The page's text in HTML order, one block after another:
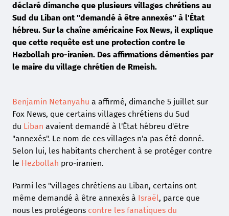
déclaré dimanche que plusieurs villages chrétiens au
Sud du Liban ont "demandé à être annexés" à l'État
hébreu. Sur la chaîne américaine Fox News, il explique
que cette requête est une protection contre le
Hezbollah pro-iranien. Des affirmations démenties par
le maire du village chrétien de Rmeish.
Benjamin Netanyahu a affirmé, dimanche 5 juillet sur
Fox News, que certains villages chrétiens du Sud
du Liban avaient demandé à l'État hébreu d'être
"annexés". Le nom de ces villages n'a pas été donné.
Selon lui, les habitants cherchent à se protéger contre
le Hezbollah pro-iranien.
Parmi les "villages chrétiens au Liban, certains ont
même demandé à être annexés à Israël, parce que
nous les protégeons contre les fanatiques du